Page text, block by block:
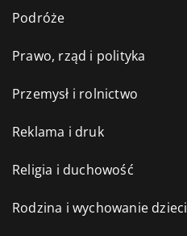
Podróże
Prawo, rząd i polityka
Przemysł i rolnictwo
Reklama i druk
Religia i duchowość
Rodzina i wychowanie dzieci